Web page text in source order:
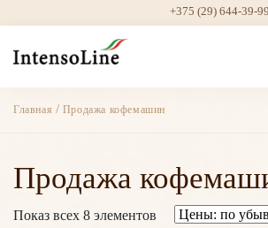
+375 (29) 644-39-99
Главная / Продажа кофемашин
Продажа
Показ всех 8 элементов